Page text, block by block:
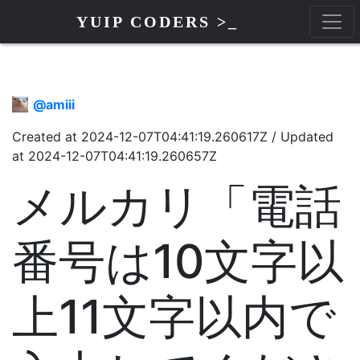
YUIP CODERS >_
@amiii
Created at 2024-12-07T04:41:19.260617Z / Updated
at 2024-12-07T04:41:19.260657Z
メルカリ「電話
番号は10文字以
上11文字以内で